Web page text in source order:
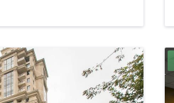
центра Москвы,